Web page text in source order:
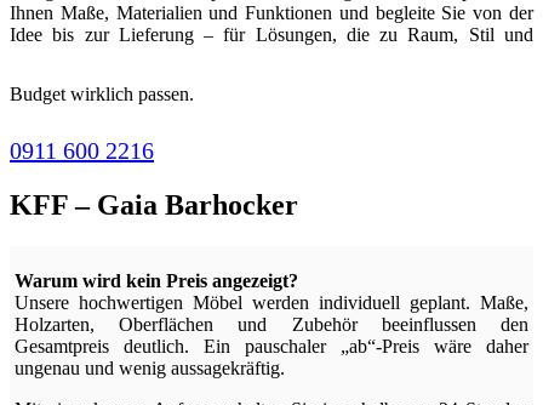
Ihnen Maße, Materialien und Funktionen und begleite Sie von der
Idee bis zur Lieferung – für Lösungen, die zu Raum, Stil und
Budget wirklich passen.
0911 600 2216
KFF – Gaia Barhocker
Warum wird kein Preis angezeigt?
Unsere hochwertigen Möbel werden individuell geplant. Maße,
Holzarten, Oberflächen und Zubehör beeinflussen den
Gesamtpreis deutlich. Ein pauschaler „ab“-Preis wäre daher
ungenau und wenig aussagekräftig.